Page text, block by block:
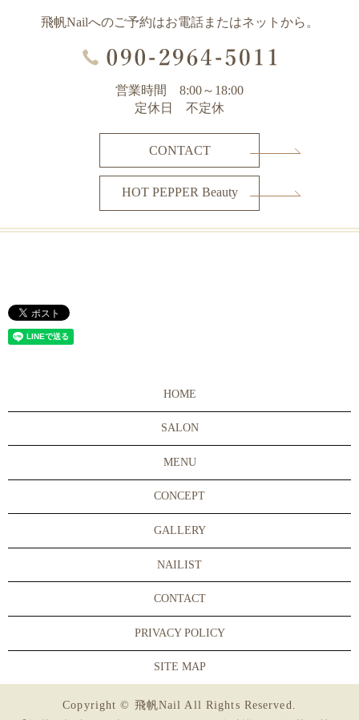
飛帆Nailへのご予約はお電話またはネットから。
営業時間 8:00～18:00
定休日 不定休
CONTACT
HOT PEPPER Beauty
HOME
SALON
MENU
CONCEPT
GALLERY
NAILIST
CONTACT
PRIVACY POLICY
SITE MAP
Copyright © 飛帆Nail All Rights Reserved.